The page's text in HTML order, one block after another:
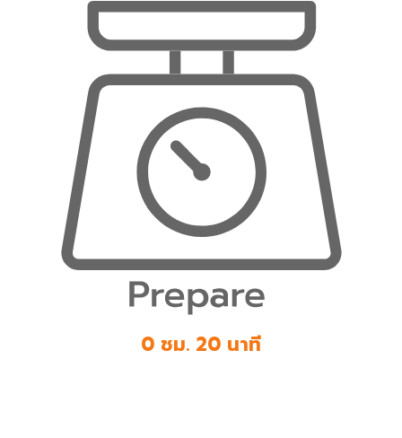
0 ชม. 20 นาที